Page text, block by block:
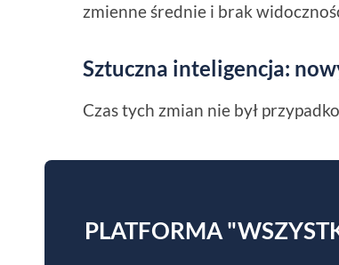
zmienne średnie i brak
Sztuczna inteligencja:
Czas tych zmian nie był
PLATFORMA